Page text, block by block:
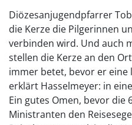
Diözesanjugendpfarrer
die Kerze die Pilgerinnen
verbinden wird. Und auch
stellen die Kerze an den
immer betet, bevor er eine
erklärt Hasselmeyer: in
Ein gutes Omen, bevor
Ministranten den